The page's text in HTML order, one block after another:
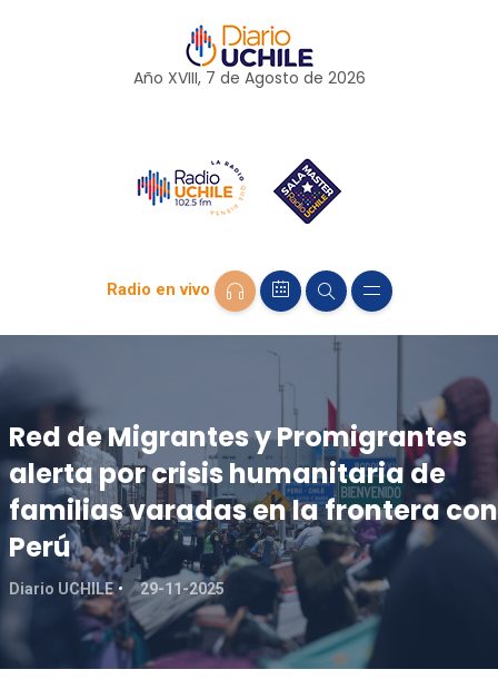
Año XVIII, 7 de Agosto de 2026
Radio en vivo
Red de Migrantes y Promigrantes
alerta por crisis humanitaria de
familias varadas en la frontera con
Perú
Diario UCHILE 29-11-2025